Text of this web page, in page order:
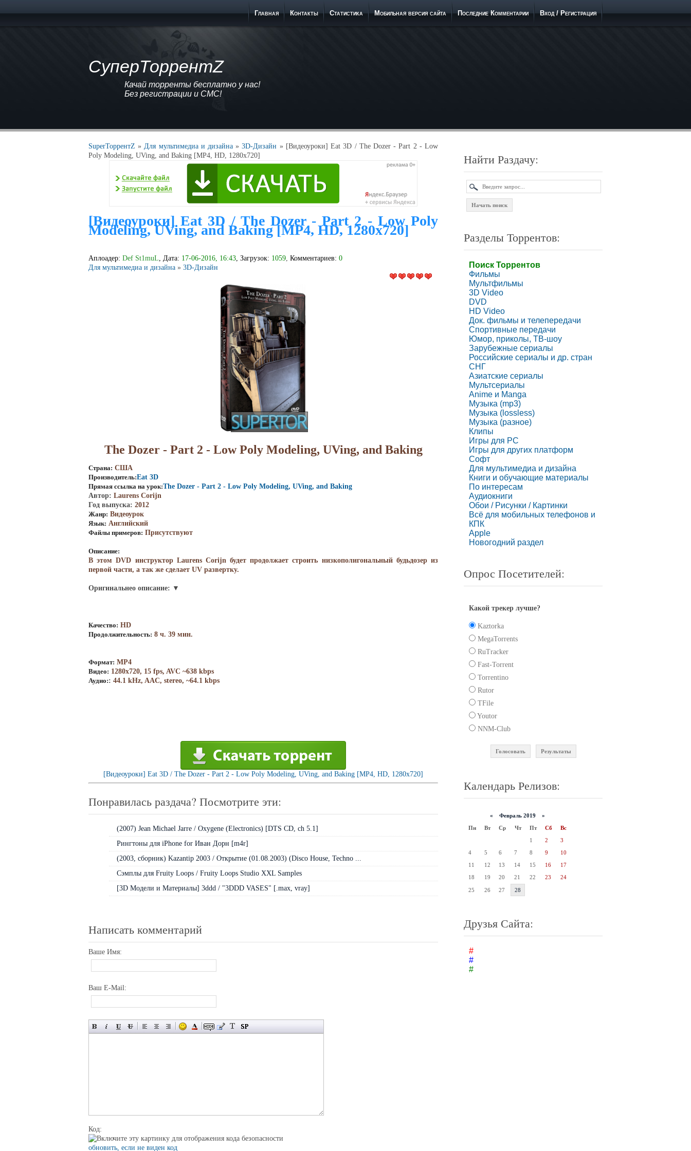
СуперТоррентZ
Качай торренты бесплатно у нас!
Без регистрации и СМС!
Главная Контакты Статистика Мобильная версия сайта Последние Комментарии Вход / Регистрация
SuperТоррентZ »Для мультимедиа и дизайна »3D-Дизайн » [Видеоуроки] Eat 3D / The Dozer - Part 2 - Low
Poly Modeling, UVing, and Baking [MP4, HD, 1280x720]
[Видеоуроки] Eat 3D / The Dozer - Part 2 - Low Poly
Modeling, UVing, and Baking [MP4, HD, 1280x720]
Аплоадер: Def St1muL , Дата: 17-06-2016, 16:43 , Загрузок: 1059 Комментариев: 0
Для мультимедиа и дизайна » 3D-Дизайн
The Dozer - Part 2 - Low Poly Modeling, UVing, and Baking
Страна: США
Производитель:Eat 3D
Прямая ссылка на урок:The Dozer - Part 2 - Low Poly Modeling, UVing, and Baking
Автор: Laurens Corijn
Год выпуска: 2012
Жанр: Видеоурок
Язык: Английский
Файлы примеров: Присутствуют
Описание:
В этом DVD инструктор Laurens Corijn будет продолжает строить низкополигональный будьдозер из
первой части, а так же сделает UV развертку.
Оригинальнео описание: ▼
Качество: HD
Продолжительность: 8 ч. 39 мин.
Формат: MP4
Видео: 1280x720, 15 fps, AVC ~638 kbps
Аудио:: 44.1 kHz, AAC, stereo, ~64.1 kbps
[Видеоуроки] Eat 3D / The Dozer - Part 2 - Low Poly Modeling, UVing, and Baking [MP4, HD, 1280x720]
Понравилась раздача? Посмотрите эти:
(2007) Jean Michael Jarre / Oxygene (Electronics) [DTS CD, ch 5.1]
Рингтоны для iPhone for Иван Дорн [m4r]
(2003, сборник) Kazantip 2003 / Открытие (01.08.2003) (Disco House, Techno ...
Сэмплы для Fruity Loops / Fruity Loops Studio XXL Samples
[3D Модели и Материалы] 3ddd / "3DDD VASES" [.max, vray]
Написать комментарий
Ваше Имя:
Ваш E-Mail:
Код:
обновить, если не виден код
Найти Раздачу:
Разделы Торрентов:
Поиск Торрентов
Фильмы
Мультфильмы
3D Video
DVD
HD Video
Док. фильмы и телепередачи
Спортивные передачи
Юмор, приколы, ТВ-шоу
Зарубежные сериалы
Российские сериалы и др. стран
СНГ
Азиатские сериалы
Мультсериалы
Anime и Manga
Музыка (mp3)
Музыка (lossless)
Музыка (разное)
Клипы
Игры для PC
Игры для других платформ
Софт
Для мультимедиа и дизайна
Книги и обучающие материалы
По интересам
Аудиокниги
Обои / Рисунки / Картинки
Всё для мобильных телефонов и
КПК
Apple
Новогодний раздел
Опрос Посетителей:
Какой трекер лучше?
Kaztorka
MegaTorrents
RuTracker
Fast-Torrent
Torrentino
Rutor
TFile
Youtor
NNM-Club
Голосовать Результаты
Календарь Релизов:
« Февраль 2019 »
Пн
Вт Ср Чт Пт Сб
Вс
1
2
3
4
5 6 7 8 9
10
11
12 13 14 15 16
17
18
19 20 21 22 23 24
25 26 27 28
Друзья Сайта:
#
#
#